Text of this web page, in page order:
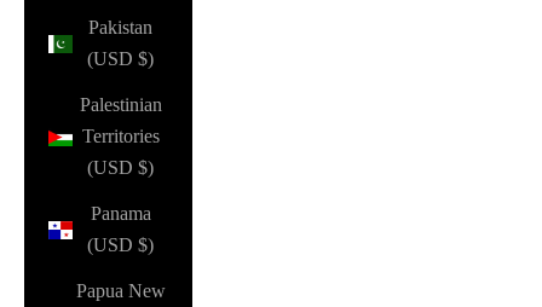
Pakistan
(USD $)
Palestinian
Territories
(USD $)
Panama
(USD $)
Papua New